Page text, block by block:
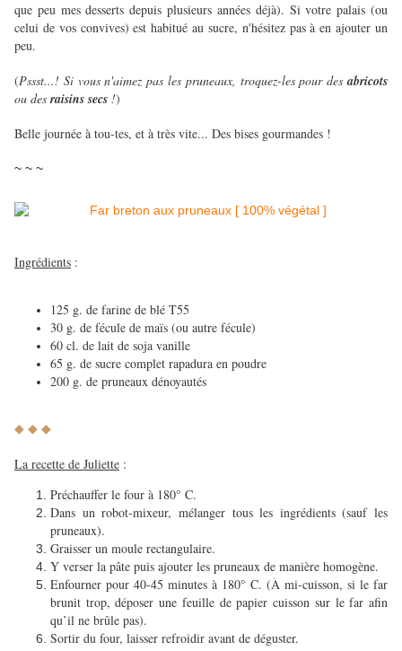
que peu mes desserts depuis plusieurs années déjà). Si votre palais (ou
celui de vos convives) est habitué au sucre, n'hésitez pas à en ajouter un
peu.
(Pssst...! Si vous n'aimez pas les pruneaux, troquez-les pour desabricots
ou desraisins secs !)
Belle journée à tou-tes, et à très vite... Des bises gourmandes !
~ ~ ~
Ingrédients :
125 g. de farine de blé T55
30 g. de fécule de maïs (ou autre fécule)
60 cl. de lait de soja vanille
65 g. de sucre complet rapadura en poudre
200 g. de pruneaux dénoyautés
◆ ◆ ◆
La recette de Juliette :
Préchauffer le four à 180° C.
Dans un robot-mixeur, mélanger tous les ingrédients (sauf les
pruneaux).
Graisser un moule rectangulaire.
Y verser la pâte puis ajouter les pruneaux de manière homogène.
Enfourner pour 40-45 minutes à 180° C. (À mi-cuisson, si le far
brunit trop, déposerune feuille de papier cuisson sur le far afin
qu’il ne brûle pas).
Sortir du four, laisser refroidir avant de déguster.